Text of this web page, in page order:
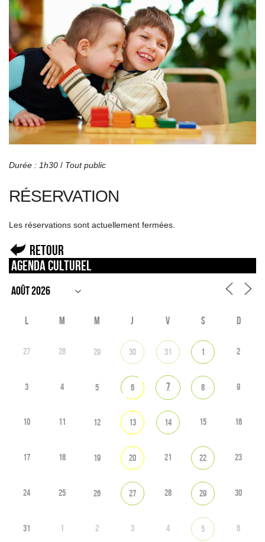
Durée : 1h30 / Tout public
RÉSERVATION
Les réservations sont actuellement fermées.
Retour
Agenda culturel
L M M J V S D
27 28 29 30 31 1 2
3 4 5 6 7 8 9
10 11 12 13 14 15 16
17 18 19 20 21 22 23
24 25 26 27 28 29 30
31 1 2 3 4 5 6